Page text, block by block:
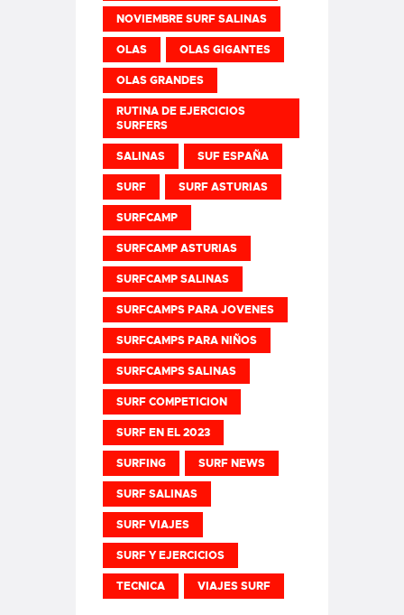
NOVIEMBRE SURF SALINAS
OLAS OLAS GIGANTES
OLAS GRANDES
RUTINA DE EJERCICIOS
SURFERS
SALINAS SUF ESPAÑA
SURF SURF ASTURIAS
SURFCAMP
SURFCAMP ASTURIAS
SURFCAMP SALINAS
SURFCAMPS PARA JOVENES
SURFCAMPS PARA NIÑOS
SURFCAMPS SALINAS
SURF COMPETICION
SURF EN EL 2023
SURFING SURF NEWS
SURF SALINAS
SURF VIAJES
SURF Y EJERCICIOS
TECNICA VIAJES SURF